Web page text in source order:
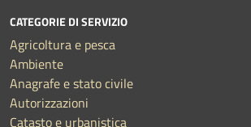
CATEGORIE DI SERVIZIO
Agricoltura e pesca
Ambiente
Anagrafe e stato civile
Autorizzazioni
Catasto e urbanistica